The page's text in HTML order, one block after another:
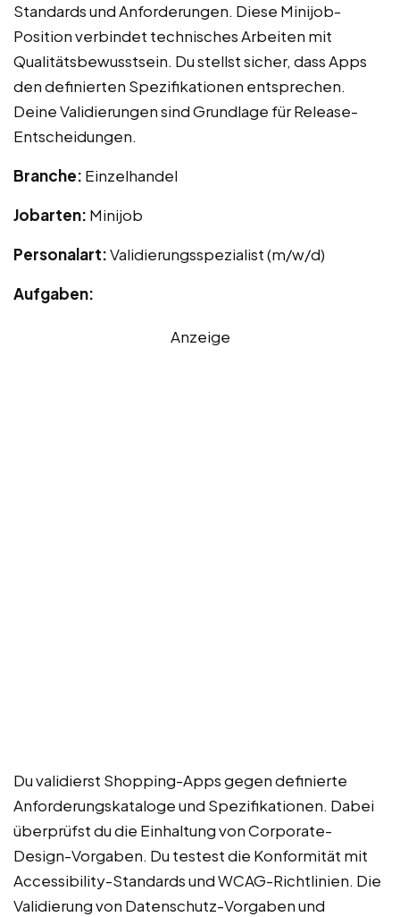
Standards und Anforderungen. Diese Minijob-
Position verbindet technisches Arbeiten mit
Qualitätsbewusstsein. Du stellst sicher, dass Apps
den definierten Spezifikationen entsprechen.
Deine Validierungen sind Grundlage für Release-
Entscheidungen.
Branche: Einzelhandel
Jobarten: Minijob
Personalart:Validierungsspezialist (m/w/d)
Aufgaben:
Anzeige
Du validierst Shopping-Apps gegen definierte
Anforderungskataloge und Spezifikationen. Dabei
überprüfst du die Einhaltung von Corporate-
Design-Vorgaben. Du testest die Konformität mit
Accessibility-Standards und WCAG-Richtlinien. Die
Validierung von Datenschutz-Vorgaben und